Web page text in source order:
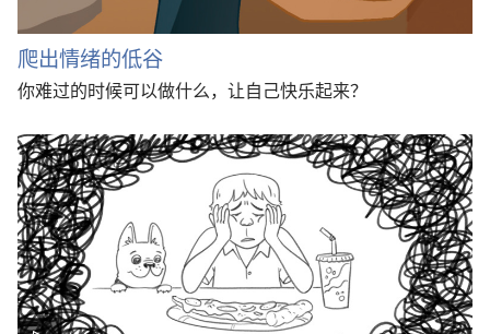
爬出情绪的低谷
你难过的时候可以做什么，让自己快乐起来？